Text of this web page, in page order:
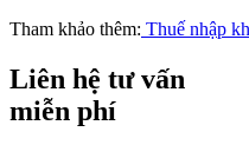
Tham khảo thêm: Thuế nhập
Liên hệ tư vấn
miễn phí